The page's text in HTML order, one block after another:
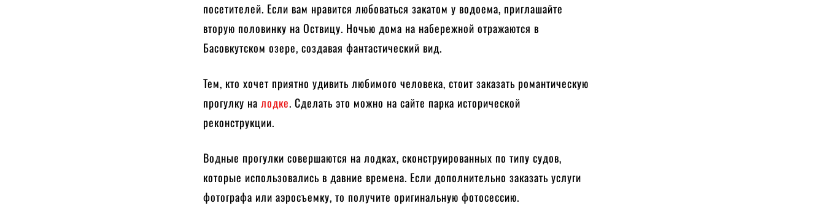
посетителей. Если вам нравится любоваться закатом у водоема, приглашайте
вторую половинку на Оствицу. Ночью дома на набережной отражаются в
Басовкутском озере, создавая фантастический вид.
Тем, кто хочет приятно удивить любимого человека, стоит заказать романтическую
прогулку налодке. Сделать это можно на сайте парка исторической
реконструкции.
Водные прогулки совершаются на лодках, сконструированных по типу судов,
которые использовались в давние времена. Если дополнительно заказать услуги
фотографа или аэросъемку, то получите оригинальную фотосессию.